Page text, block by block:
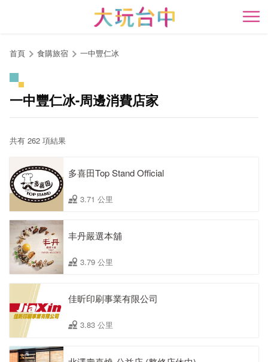
開
首頁 食購旅宿 一中豐仁冰
一中豐仁冰-周邊消費店家
共有 262 項結果
多喜田Top Stand Official
3.71 公里
丰丹嚴選本舖
3.79 公里
佳昕印刷事業有限公司
3.83 公里